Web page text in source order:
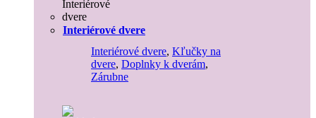
Interiérové dvere
Interiérové dvere, Kľučky na
dvere, Doplnky k dverám,
Zárubne